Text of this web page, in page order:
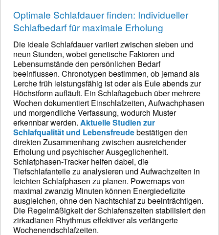
Optimale Schlafdauer finden: Individueller
Schlafbedarf für maximale Erholung
Die ideale Schlafdauer variiert zwischen sieben und
neun Stunden, wobei genetische Faktoren und
Lebensumstände den persönlichen Bedarf
beeinflussen. Chronotypen bestimmen, ob jemand als
Lerche früh leistungsfähig ist oder als Eule abends zur
Höchstform aufläuft. Ein Schlaftagebuch über mehrere
Wochen dokumentiert Einschlafzeiten, Aufwachphasen
und morgendliche Verfassung, wodurch Muster
erkennbar werden. Aktuelle Studien zur
Schlafqualität und Lebensfreudebestätigen den
direkten Zusammenhang zwischen ausreichender
Erholung und psychischer Ausgeglichenheit.
Schlafphasen-Tracker helfen dabei, die
Tiefschlafanteile zu analysieren und Aufwachzeiten in
leichten Schlafphasen zu planen. Powernaps von
maximal zwanzig Minuten können Energiedefizite
ausgleichen, ohne den Nachtschlaf zu beeinträchtigen.
Die Regelmäßigkeit der Schlafenszeiten stabilisiert den
zirkadianen Rhythmus effektiver als verlängerte
Wochenendschlafzeiten.